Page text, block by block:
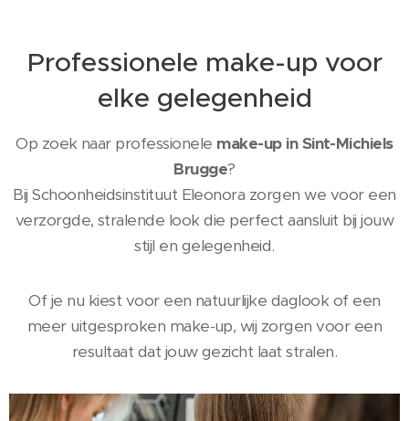
Professionele make-up voor
elke gelegenheid
Op zoek naar professionele make-up in Sint-Michiels
Brugge?
Bij Schoonheidsinstituut Eleonora zorgen we voor een
verzorgde, stralende look die perfect aansluit bij jouw
stijl en gelegenheid.
Of je nu kiest voor een natuurlijke daglook of een
meer uitgesproken make-up, wij zorgen voor een
resultaat dat jouw gezicht laat stralen.